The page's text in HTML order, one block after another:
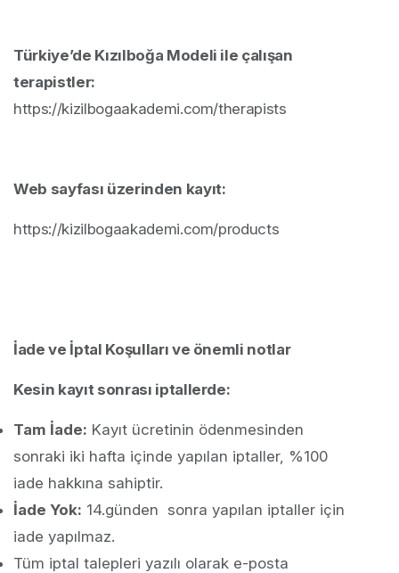
Türkiye’de Kızılboğa Modeli ile çalışan
terapistler:
https://kizilbogaakademi.com/therapists
Web sayfası üzerinden kayıt:
https://kizilbogaakademi.com/products
İade ve İptal Koşulları ve önemli notlar
Kesin kayıt sonrası iptallerde:
Tam İade: Kayıt ücretinin ödenmesinden
sonraki iki hafta içinde yapılan iptaller, %100
iade hakkına sahiptir.
İade Yok: 14.günden sonra yapılan iptaller için
iade yapılmaz.
Tüm iptal talepleri yazılı olarak e-posta